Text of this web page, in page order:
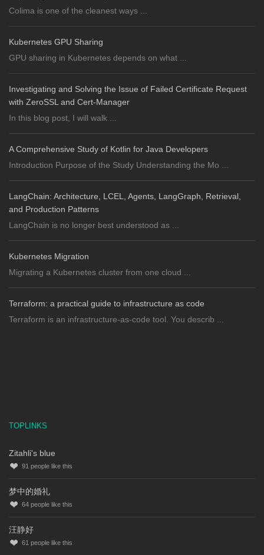
Colima is one of the cleanest ways ...
Kubernetes GPU Sharing
GPU sharing in Kubernetes depends on what ...
Investigating and Solving the Issue of Failed Certificate Request
with ZeroSSL and Cert-Manager
In this blog post, I will walk ...
A Comprehensive Study of Kotlin for Java Developers
Introduction Purpose of the Study Understanding the Mo ...
LangChain: Architecture, LCEL, Agents, LangGraph, Retrieval,
and Production Patterns
LangChain is no longer best understood as ...
Kubernetes Migration
Migrating a Kubernetes cluster from one cloud ...
Terraform: a practical guide to infrastructure as code
Terraform is an infrastructure-as-code tool. You describ ...
TOPLINKS
Zitahli's blue
91 people like this
梦中的婚礼
64 people like this
汪静好
61 people like this